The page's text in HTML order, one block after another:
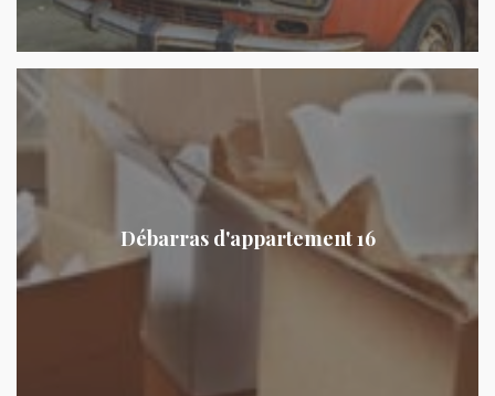
Débarras d'appartement 16